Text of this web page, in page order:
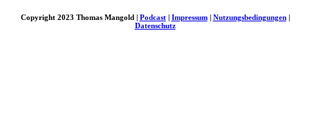
Copyright 2023 Thomas Mangold | Podcast| Impressum| Nutzungsbedingungen|
Datenschutz